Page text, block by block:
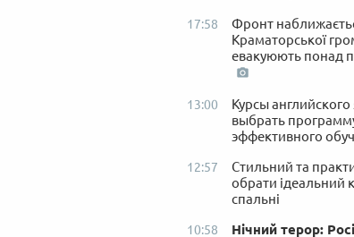
17:58
Фронт
Краматорської
евакуюють понад
13:00
Курсы
выбрать
эффективного
12:57
Стильний та
обрати ідеальний
спальні
10:58 Нічний терор: